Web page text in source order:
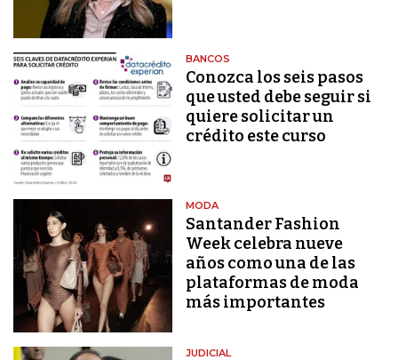
BANCOS
Conozca los seis pasos
que usted debe seguir si
quiere solicitar un
crédito este curso
MODA
Santander Fashion
Week celebra nueve
años como una de las
plataformas de moda
más importantes
JUDICIAL